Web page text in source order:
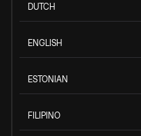
DUTCH
ENGLISH
ESTONIAN
FILIPINO